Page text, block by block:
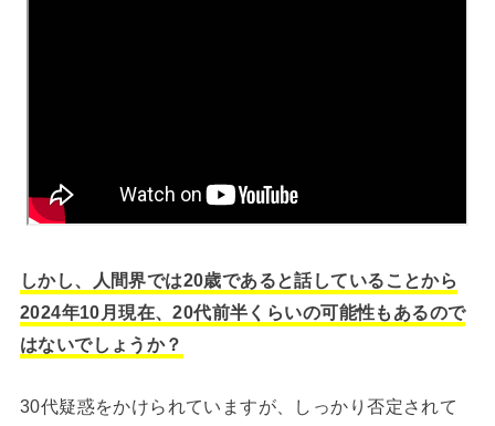
しかし、人間界では20歳であると話していることから
2024年10月現在、20代前半くらいの可能性もあるので
はないでしょうか？
30代疑惑をかけられていますが、しっかり否定されて